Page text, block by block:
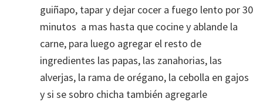
guiñapo, tapar y dejar cocer a fuego lento por 30
minutos a mas hasta que cocine y ablande la
carne, para luego agregar el resto de
ingredientes las papas, las zanahorias, las
alverjas, la rama de orégano, la cebolla en gajos
y si se sobro chicha también agregarle